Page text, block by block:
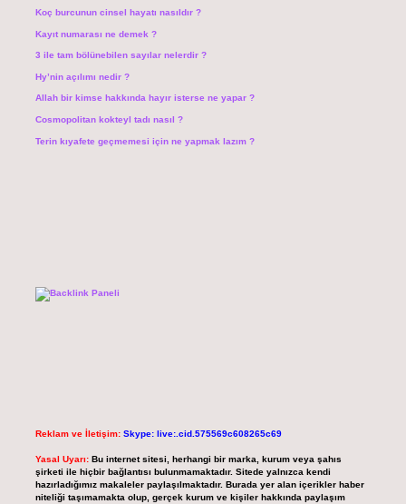
Koç burcunun cinsel hayatı nasıldır ?
Kayıt numarası ne demek ?
3 ile tam bölünebilen sayılar nelerdir ?
Hy’nin açılımı nedir ?
Allah bir kimse hakkında hayır isterse ne yapar ?
Cosmopolitan kokteyl tadı nasıl ?
Terin kıyafete geçmemesi için ne yapmak lazım ?
Reklam ve İletişim: Skype: live:.cid.575569c608265c69
Yasal Uyarı: Bu internet sitesi, herhangi bir marka, kurum veya şahıs
şirketi ile hiçbir bağlantısı bulunmamaktadır. Sitede yalnızca kendi
hazırladığımız makaleler paylaşılmaktadır. Burada yer alan içerikler haber
niteliği taşımamakta olup, gerçek kurum ve kişiler hakkında paylaşım